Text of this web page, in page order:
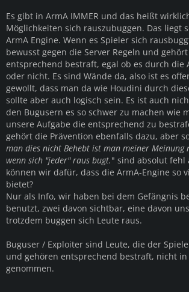
Es gibt in ArmA IMMER und das heißt
Möglichkeiten sich rauszubuggen. Das liegt
ArmA Engine. Wenn es Spieler sich
bewusst gegen die Server Regeln und
entsprechend bestraft, egal ob es durch die
oder nicht. Es sind Wände da, also ist es
gewollt, dass man da wie Houdini durch
sollte aber auch logisch sein. Es ist auch
den Bugusern es so schwer zu machen wie
unsere Aufgabe die entsprechend zu
gehört die Prävention ebenfalls dazu, aber
man dies nicht Behebt ist man meiner Meinung
wenn sich "jeder" raus bugt." sind absolut fehl
können wir dafür, dass die ArmA-Engine so
bietet?
Nur als Info, wir haben bei dem Gefängnis
benutzt, zwei davon sichtbar, eine davon
trotzdem buggen sich Leute raus.
Buguser / Exploiter sind Leute, die der
und gehören entsprechend bestraft, nicht in
genommen.